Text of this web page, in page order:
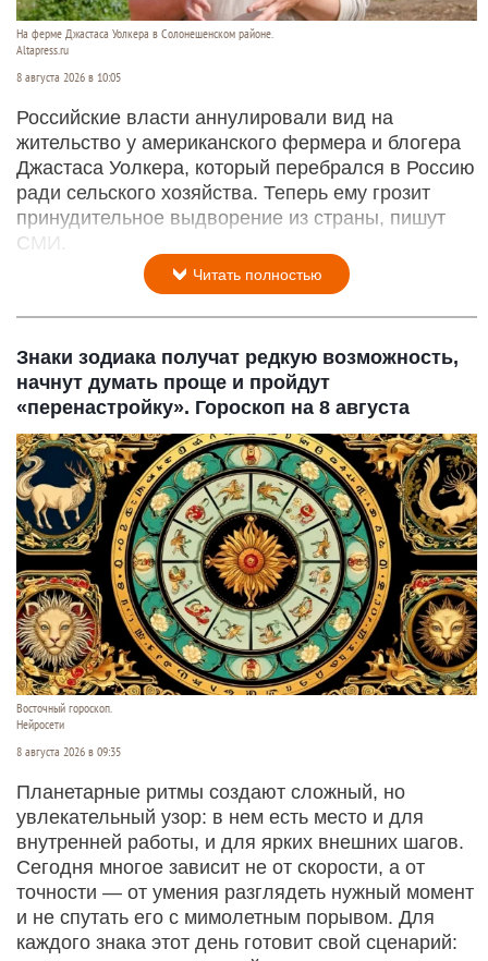
На ферме Джастаса Уолкера в Солонешенском районе.
Altapress.ru
8 августа 2026 в 10:05
Российские власти аннулировали вид на
жительство у американского фермера и блогера
Джастаса Уолкера, который перебрался в Россию
ради сельского хозяйства. Теперь ему грозит
принудительное выдворение из страны, пишут
СМИ.
Читать полностью
Знаки зодиака получат редкую возможность,
начнут думать проще и пройдут
«перенастройку». Гороскоп на 8 августа
Восточный гороскоп.
Нейросети
8 августа 2026 в 09:35
Планетарные ритмы создают сложный, но
увлекательный узор: в нем есть место и для
внутренней работы, и для ярких внешних шагов.
Сегодня многое зависит не от скорости, а от
точности — от умения разглядеть нужный момент
и не спутать его с мимолетным порывом. Для
каждого знака этот день готовит свой сценарий: